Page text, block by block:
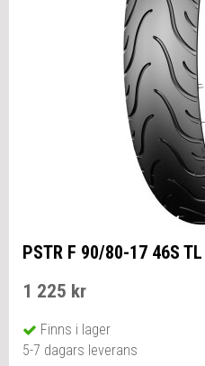
PSTR F 90/80-17 46S TL
1 225 kr
Finns i lager
5-7 dagars leverans